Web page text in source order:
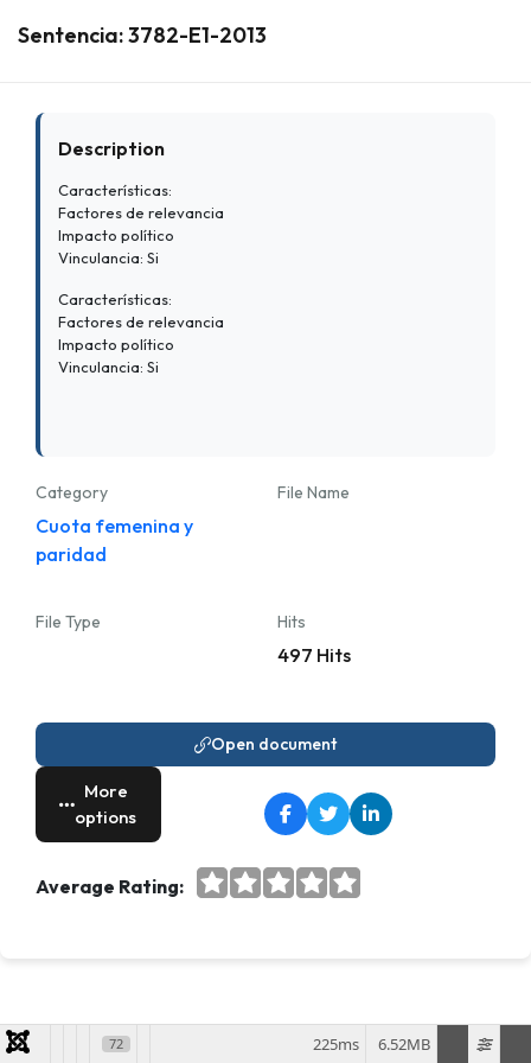
Sentencia: 3782-E1-2013
Description
Características:
Factores de relevancia
Impacto político
Vinculancia: Si
Características:
Factores de relevancia
Impacto político
Vinculancia: Si
Category
Cuota femenina y
paridad
File Name
File Type Hits
497 Hits
Open document
More
options
Average Rating:
72 6.52MB
225ms